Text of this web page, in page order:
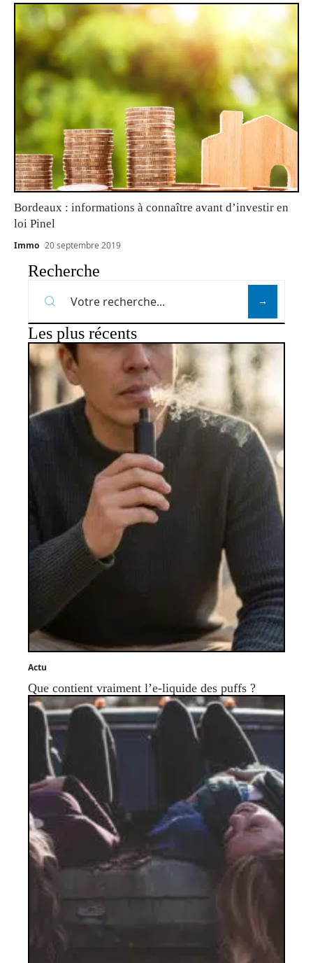
Bordeaux : informations à connaître avant d’investir en
loi Pinel
Immo 20 septembre 2019
Recherche
Les plus récents
Actu
Que contient vraiment l’e-liquide des puffs ?